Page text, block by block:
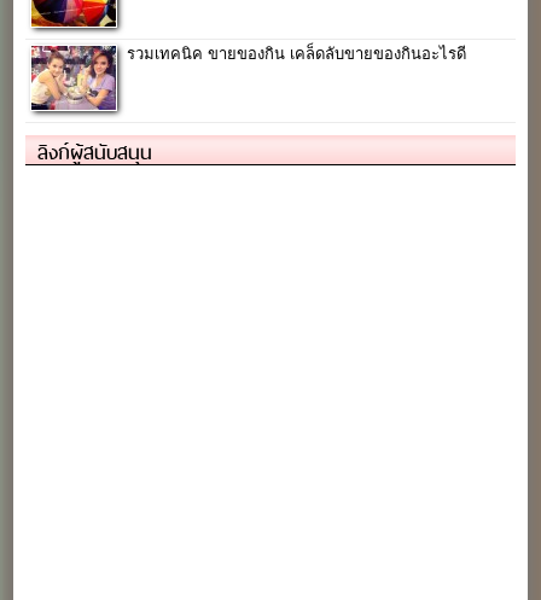
รวมเทคนิค ขายของกิน เคล็ดลับขายของกินอะไรดี
ลิงก์ผู้สนับสนุน